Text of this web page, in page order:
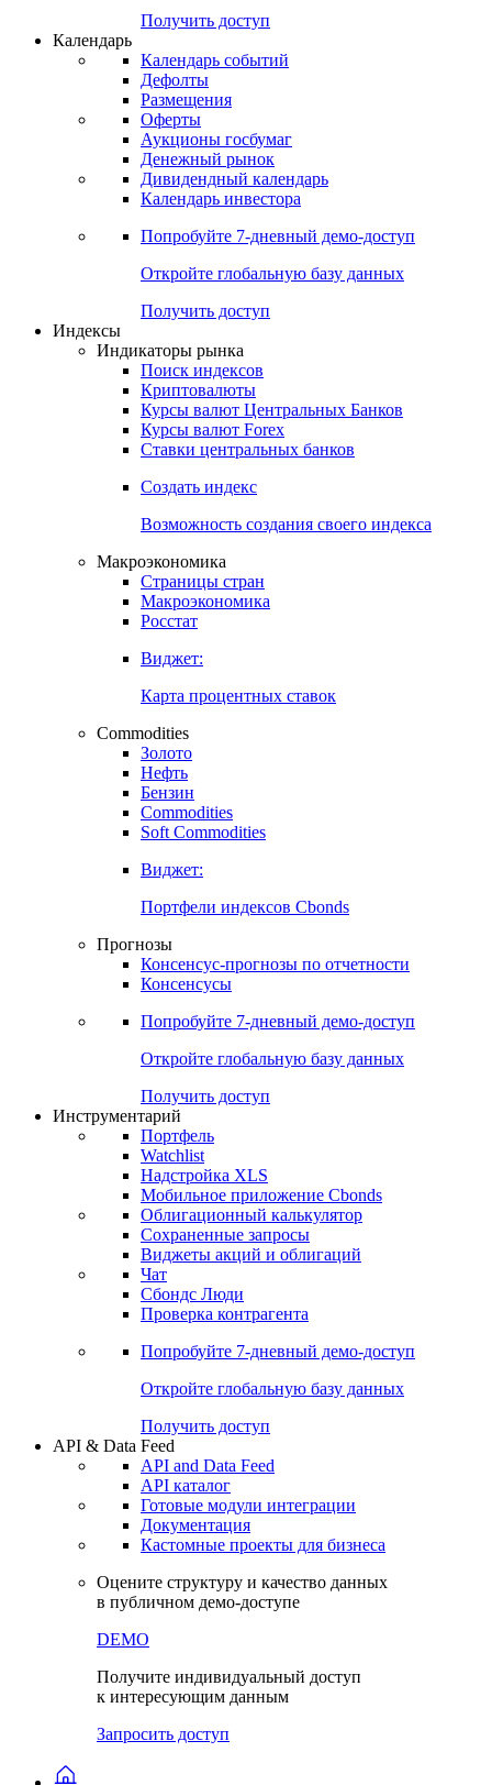
Попробуйте7-дневный
Откройте глобальную базу данных
Получить доступ
Календарь
Календарь событий
Дефолты
Размещения
Оферты
Денежный рынок
Календарь инвестора
Попробуйте7-дневный
Откройте глобальную базу данных
Получить доступ
Индикаторы рынка
Поиск индексов
Курсы валют Центральных Банков
Ставки центральных банков
Создать индекс
Возможность создания своего индекса
Страницы стран
Росстат
Виджет:
Карта процентных ставок
Commodities
Золото
Бензин
Soft Commodities
Виджет:
Портфели индексов Cbonds
Прогнозы
Консенсусы
Попробуйте7-дневный
Откройте глобальную базу данных
Получить доступ
Инструментарий
Портфель
Watchlist
Надстройка XLS
Мобильное приложение Cbonds
Облигационный калькулятор
Сохраненные запросы
Чат
Проверка контрагента
Попробуйте7-дневный
Откройте глобальную базу данных
Получить доступ
API & Data Feed
API and Data Feed
Готовые модули интеграции
Документация
в публичном демо-доступе